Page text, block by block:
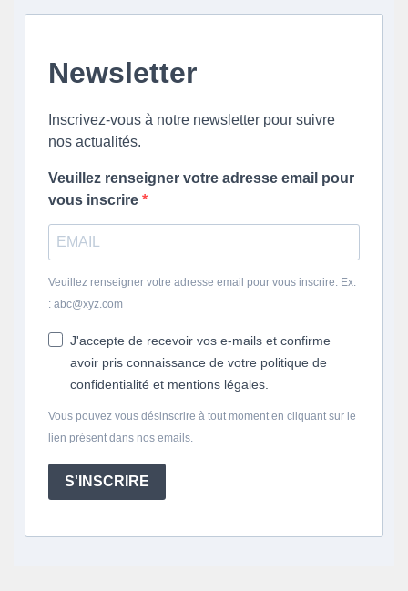
Newsletter
Inscrivez-vous à notre newsletter pour suivre
nos actualités.
Veuillez renseigner votre adresse email pour
vous inscrire
Veuillez renseigner votre adresse email pour vous inscrire. Ex.
: abc@xyz.com
J'accepte de recevoir vos e-mails et confirme
avoir pris connaissance de votre politique de
confidentialité et mentions légales.
Vous pouvez vous désinscrire à tout moment en cliquant sur le
lien présent dans nos emails.
S'INSCRIRE